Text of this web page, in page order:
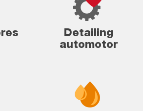
Detailing
automotor